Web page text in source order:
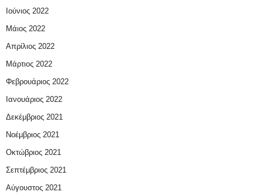
Ιούνιος 2022
Μάιος 2022
Απρίλιος 2022
Μάρτιος 2022
Φεβρουάριος 2022
Ιανουάριος 2022
Δεκέμβριος 2021
Νοέμβριος 2021
Οκτώβριος 2021
Σεπτέμβριος 2021
Αύγουστος 2021